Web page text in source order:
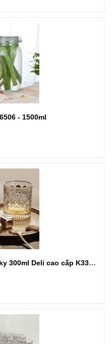
- 1500ml
Bộ 6 ly thuỷ tinh Rocks Whisky 300ml Deli cao cấp K3326AC